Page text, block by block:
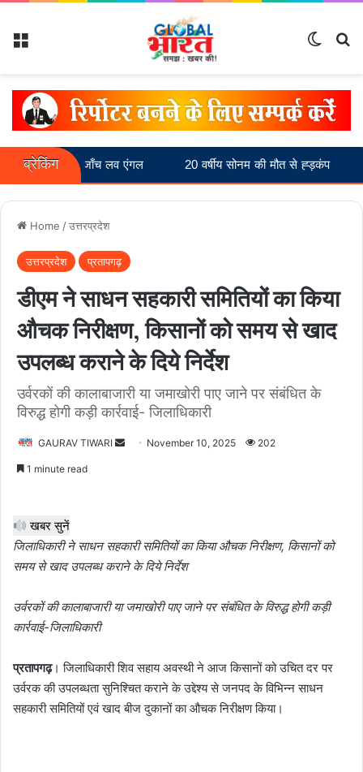
Menu
ब्रेकिंग
की जाँच लव एंगल 20 वर्षीय सोनम की मौत से ह्ड़कंप विधान
Home /उत्तरप्रदेश
उत्तरप्रदेश प्रतापगढ़
डीएम ने साधन सहकारी समितियों का किया
औचक निरीक्षण, किसानों को समय से खाद
उपलब्ध कराने के दिये निर्देश
उर्वरकों की कालाबाजारी या जमाखोरी पाए जाने पर संबंधित के
विरुद्ध होगी कड़ी कार्रवाई- जिलाधिकारी
GAURAV TIWARI
Send November 10, 2025 202
1 minute read
खबर सुनें
जिलाधिकारी ने साधन सहकारी समितियों का किया औचक निरीक्षण, किसानों को
समय से खाद उपलब्ध कराने के दिये निर्देश
उर्वरकों की कालाबाजारी या जमाखोरी पाए जाने पर संबंधित के विरुद्ध होगी कड़ी
कार्रवाई-जिलाधिकारी
प्रतापगढ़। जिलाधिकारी शिव सहाय अवस्थी ने आज किसानों को उचित दर पर
उर्वरक की उपलब्धता सुनिश्चित कराने के उद्देश्य से जनपद के विभिन्न साधन
सहकारी समितियों एवं खाद बीज दुकानों का औचक निरीक्षण किया।